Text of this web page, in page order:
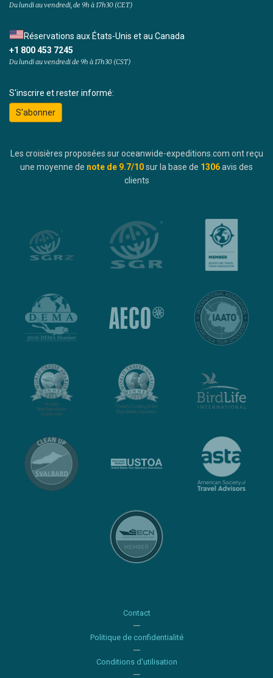
Du lundi au vendredi, de 9h à 17h30 (CET)
Réservations aux États-Unis et au Canada
+1 800 453 7245
Du lundi au vendredi de 9h à 17h30 (CST)
S'inscrire et rester informé:
S'abonner
Les croisières proposées sur oceanwide-expeditions.com ont reçu
une moyenne de note de 9.7/10sur la base de 1306avis des
clients
Contact
Politique de confidentialité
Conditions d'utilisation